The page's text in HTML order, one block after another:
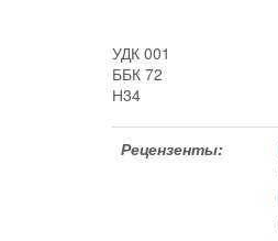
УДК 001
ББК 72
Н34
Рецензенты: